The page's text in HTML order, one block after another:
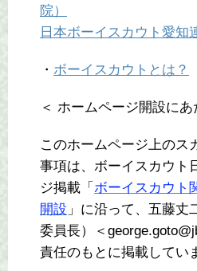
院）
日本ボーイスカウト愛知
・ ボーイスカウトとは？
＜ ホームページ開設にあ
このホームページ上のス
事項は、ボーイスカウト
ジ掲載「 ボーイスカウト
開設 」に沿って、五藤丈
委員長）＜
責任のもとに掲載してい